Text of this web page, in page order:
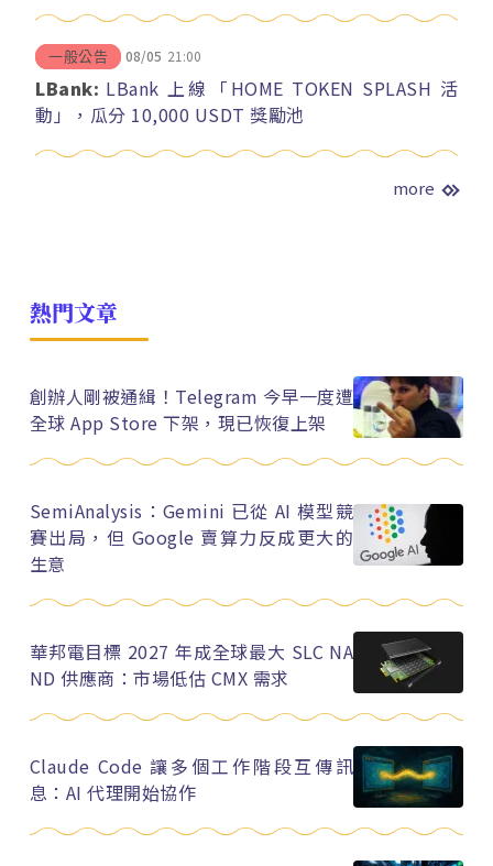
一般公告 08/05 21:00
LBank: LBank 上線「HOME TOKEN SPLASH 活
動」，瓜分 10,000 USDT 獎勵池
more
熱門文章
創辦人剛被通緝！Telegram 今早一度遭
全球 App Store 下架，現已恢復上架
SemiAnalysis：Gemini 已從 AI 模型競
賽出局，但 Google 賣算力反成更大的
生意
華邦電目標 2027 年成全球最大 SLC NA
ND 供應商：市場低估 CMX 需求
Claude Code 讓多個工作階段互傳訊
息：AI 代理開始協作